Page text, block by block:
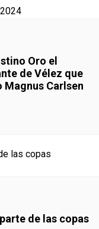
Oro el
de Vélez que
Magnus Carlsen
de las copas